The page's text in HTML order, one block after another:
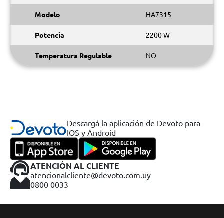
Modelo HA7315
Potencia 2200 W
Temperatura Regulable NO
Descargá la aplicación de Devoto para
IOS y Android
ATENCIÓN AL CLIENTE
atencionalcliente@devoto.com.uy
0800 0033